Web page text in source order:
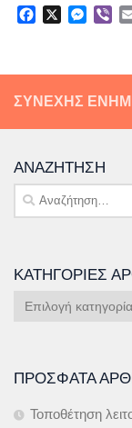
Facebook
ΣΥΝΕΧΉΣ
ΑΝΑΖΉΤΗΣΗ
Αναζήτηση
για:
ΚΑΤΗΓΟΡΊΕΣ
Κατηγορίες
ΠΡΌΣΦΑΤΑ
Τοποθέτηση